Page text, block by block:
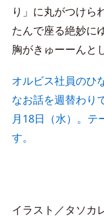
り」に丸がつけら
たんで座る絶妙に
胸がきゅーーんと
オルビス社員のひ
なお話を週替わり
月18日（水）。テ
す。
イラスト／タソカ